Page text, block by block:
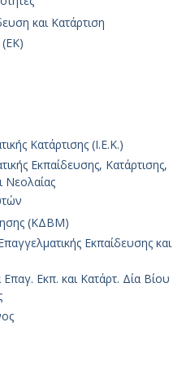
και Κατάρτιση
(ΕΚ)
Κατάρτισης (Ι.Ε.Κ.)
Εκπαίδευσης, Κατάρτισης,
Νεολαίας
(ΚΔΒΜ)
Εκπαίδευσης και
Επαγ. Εκπ. και Κατάρτ. Δία Βίου